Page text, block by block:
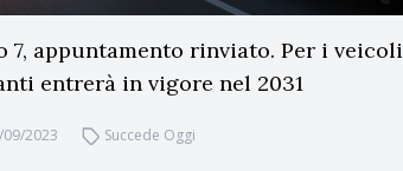
7, appuntamento rinviato. Per i veicoli
entrerà in vigore nel 2031
09/2023 Succede Oggi